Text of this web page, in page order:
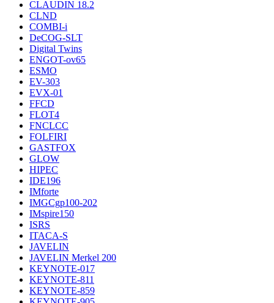
CLAUDIN 18.2
CLND
COMBI-i
DeCOG-SLT
Digital Twins
ENGOT-ov65
ESMO
EV-303
EVX-01
FFCD
FLOT4
FNCLCC
FOLFIRI
GASTFOX
GLOW
HIPEC
IDE196
IMforte
IMGCgp100-202
IMspire150
ISRS
ITACA-S
JAVELIN
JAVELIN Merkel 200
KEYNOTE-017
KEYNOTE-811
KEYNOTE-859